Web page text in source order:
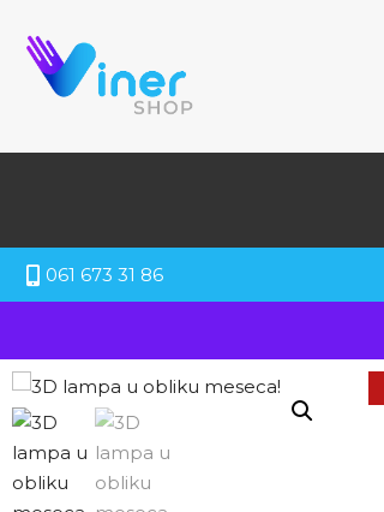
061 673 31 86